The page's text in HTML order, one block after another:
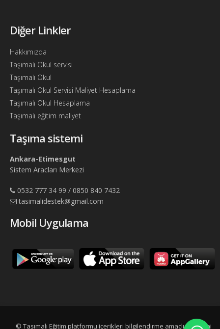
Diğer Linkler
Hakkımızda
Taşımalı Okul servisi
Taşımalı Okul
Taşımalı Okul Servisi Maliyet Hesaplama
Taşımalı Okul Hesaplama
Taşımalı eğitim maliyet
Taşıma sistemi
Ankara-Etimesgut
Sistem Aracları Merkezi
0532 777 34 99 / 0850 840 7432
tasimalidestek@gmail.com
Mobil Uygulama
© Tasımalı Eğitim platformu içerikleri bilgilendirme amaçlıdır, resmi